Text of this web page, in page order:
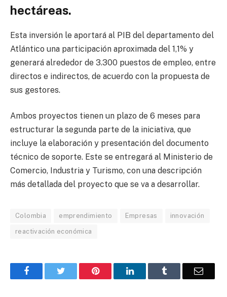
hectáreas.
Esta inversión le aportará al PIB del departamento del
Atlántico una participación aproximada del 1,1% y
generará alrededor de 3.300 puestos de empleo, entre
directos e indirectos, de acuerdo con la propuesta de
sus gestores.
Ambos proyectos tienen un plazo de 6 meses para
estructurar la segunda parte de la iniciativa, que
incluye la elaboración y presentación del documento
técnico de soporte. Este se entregará al Ministerio de
Comercio, Industria y Turismo, con una descripción
más detallada del proyecto que se va a desarrollar.
Colombia emprendimiento Empresas innovación
reactivación económica
FacebookTwitter Pinterest LinkedInTumblr